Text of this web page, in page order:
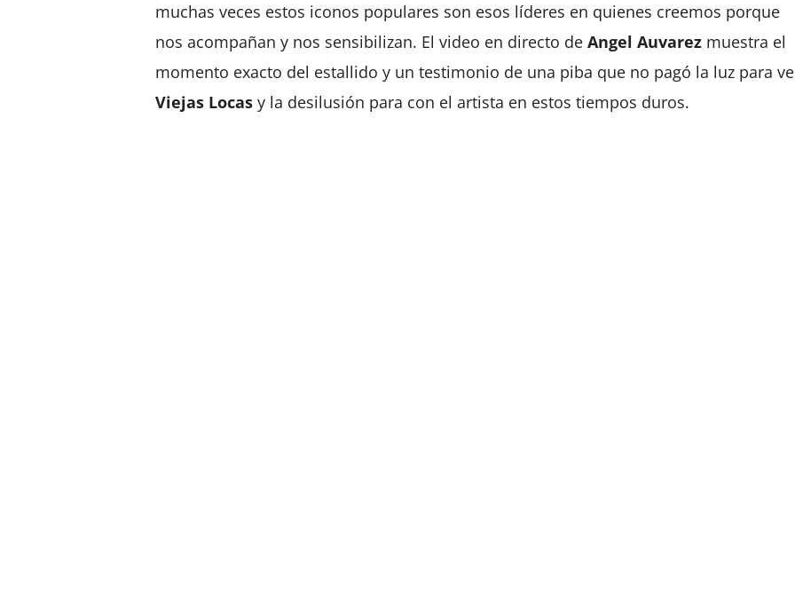
muchas veces estos iconos populares son esos líderes en quienes creemos porque
nos acompañan y nos sensibilizan. El video en directo de Angel Auvarez muestra el
momento exacto del estallido y un testimonio de una piba que no pagó la luz para
Viejas Locas y la desilusión para con el artista en estos tiempos duros.